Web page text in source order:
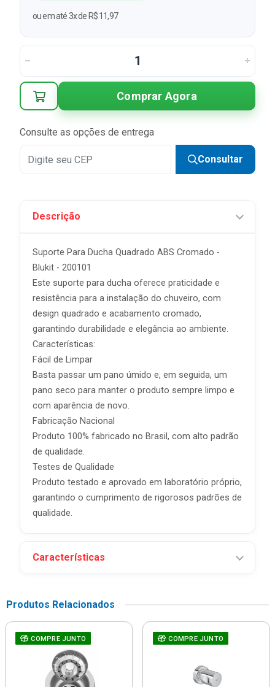
ou em até 3x de R$ 11,97
Comprar Agora
Consulte as opções de entrega
Consultar
Descrição
Suporte Para Ducha Quadrado ABS Cromado -
Blukit - 200101
Este suporte para ducha oferece praticidade e
resistência para a instalação do chuveiro, com
design quadrado e acabamento cromado,
garantindo durabilidade e elegância ao ambiente.
Características:
Fácil de Limpar
Basta passar um pano úmido e, em seguida, um
pano seco para manter o produto sempre limpo e
com aparência de novo.
Fabricação Nacional
Produto 100% fabricado no Brasil, com alto padrão
de qualidade.
Testes de Qualidade
Produto testado e aprovado em laboratório próprio,
garantindo o cumprimento de rigorosos padrões de
qualidade.
Características
Produtos Relacionados
COMPRE JUNTO COMPRE JUNTO